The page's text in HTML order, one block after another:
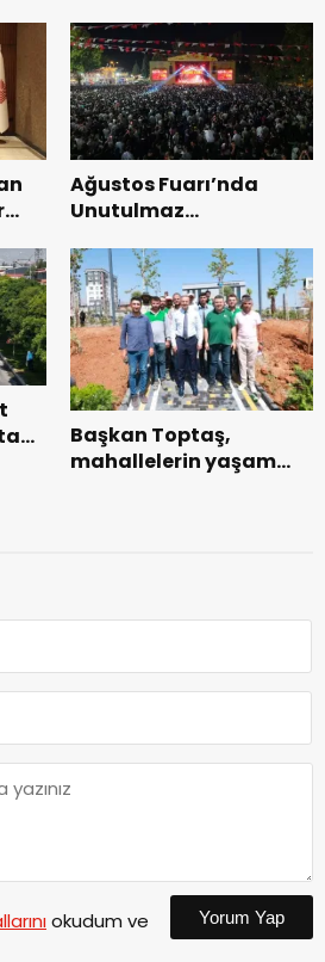
Ağustos Fuarı’nda
Unutulmaz
Başkan Toptaş,
mahallelerin yaşam
okudum ve
Yorum Yap